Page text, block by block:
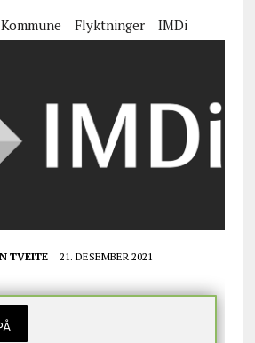
Flyktninger IMDi
TVEITE 21. DESEMBER 2021